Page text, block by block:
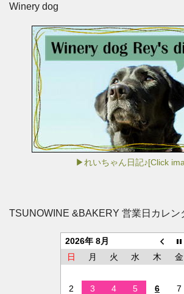
Winery dog
▶れいちゃん日記♪[Click
TSUNOWINE &BAKERY 営業日カレン
2026年 8月
日
月 火 水 木 金
2
3 4 5 6 7